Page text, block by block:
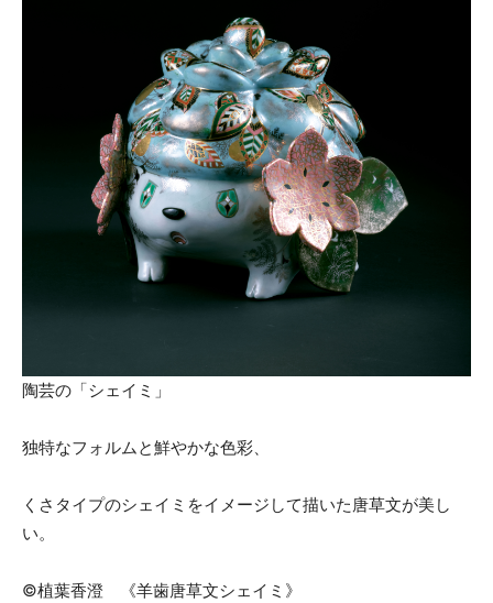
陶芸の「シェイミ」
独特なフォルムと鮮やかな色彩、
くさタイプのシェイミをイメージして描いた唐草文が美し
い。
©植葉香澄 《羊歯唐草文シェイミ》